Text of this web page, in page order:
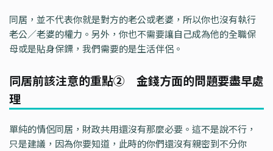
同居，並不代表你就是對方的老公或老婆，所以你也沒有執行
老公／老婆的權力。另外，你也不需要讓自己成為他的全職保
母或是貼身保鏢，我們需要的是生活伴侶。
同居前該注意的重點② 金錢方面的問題要盡早處
理
單純的情侶同居，財政共用還沒有那麼必要。這不是說不行，
只是建議，因為你要知道，此時的你們還沒有親密到不分你